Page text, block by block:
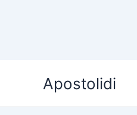
Apostolidi